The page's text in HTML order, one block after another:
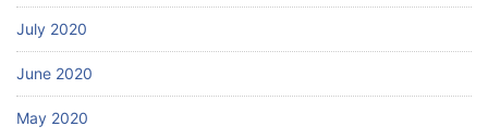
July 2020
June 2020
May 2020